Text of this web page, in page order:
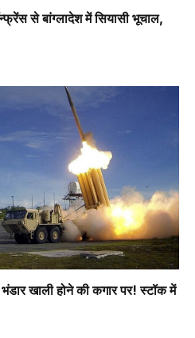
से बांग्लादेश में सियासी भूचाल,
खाली होने की कगार पर! स्टॉक में